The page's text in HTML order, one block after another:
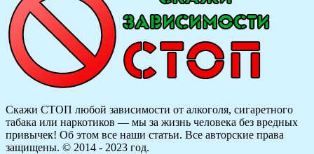
Скажи СТОП любой зависимости от алкоголя, сигаретного
табака или наркотиков — мы за жизнь человека без вредных
привычек! Об этом все наши статьи. Все авторские права
защищены. © 2014 - 2023 год.